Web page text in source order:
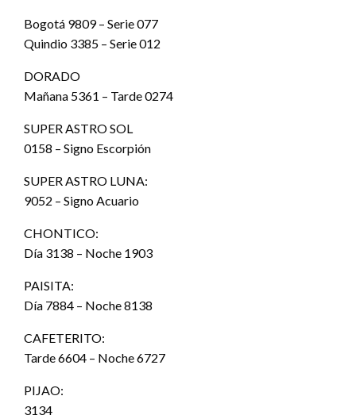
Bogotá 9809 – Serie 077
Quindio 3385 – Serie 012
DORADO
Mañana 5361 – Tarde 0274
SUPER ASTRO SOL
0158 – Signo Escorpión
SUPER ASTRO LUNA:
9052 – Signo Acuario
CHONTICO:
Día 3138 – Noche 1903
PAISITA:
Día 7884 – Noche 8138
CAFETERITO:
Tarde 6604 – Noche 6727
PIJAO:
3134